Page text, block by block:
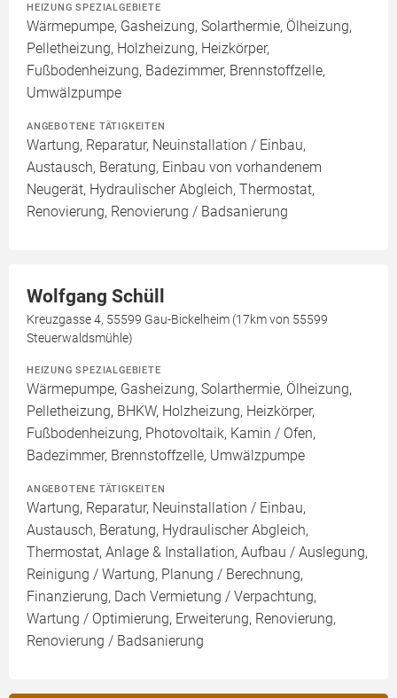
HEIZUNG SPEZIALGEBIETE
Wärmepumpe, Gasheizung, Solarthermie, Ölheizung,
Pelletheizung, Holzheizung, Heizkörper,
Fußbodenheizung, Badezimmer, Brennstoffzelle,
Umwälzpumpe
ANGEBOTENE TÄTIGKEITEN
Wartung, Reparatur, Neuinstallation / Einbau,
Austausch, Beratung, Einbau von vorhandenem
Neugerät, Hydraulischer Abgleich, Thermostat,
Renovierung, Renovierung / Badsanierung
Wolfgang Schüll
Kreuzgasse 4, 55599 Gau-Bickelheim (17km von 55599
Steuerwaldsmühle)
HEIZUNG SPEZIALGEBIETE
Wärmepumpe, Gasheizung, Solarthermie, Ölheizung,
Pelletheizung, BHKW, Holzheizung, Heizkörper,
Fußbodenheizung, Photovoltaik, Kamin / Ofen,
Badezimmer, Brennstoffzelle, Umwälzpumpe
ANGEBOTENE TÄTIGKEITEN
Wartung, Reparatur, Neuinstallation / Einbau,
Austausch, Beratung, Hydraulischer Abgleich,
Thermostat, Anlage & Installation, Aufbau / Auslegung,
Reinigung / Wartung, Planung / Berechnung,
Finanzierung, Dach Vermietung / Verpachtung,
Wartung / Optimierung, Erweiterung, Renovierung,
Renovierung / Badsanierung